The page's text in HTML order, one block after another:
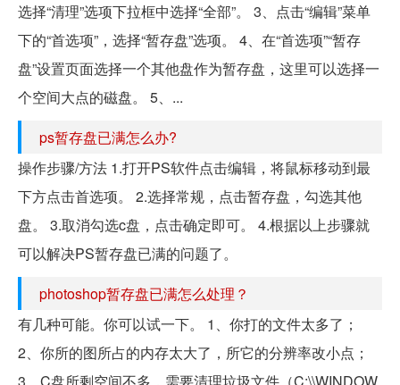
选择“清理”选项下拉框中选择“全部”。 3、点击“编辑”菜单
下的“首选项”，选择“暂存盘”选项。 4、在“首选项”“暂存
盘”设置页面选择一个其他盘作为暂存盘，这里可以选择一
个空间大点的磁盘。 5、...
ps暂存盘已满怎么办?
操作步骤/方法 1.打开PS软件点击编辑，将鼠标移动到最
下方点击首选项。 2.选择常规，点击暂存盘，勾选其他
盘。 3.取消勾选c盘，点击确定即可。 4.根据以上步骤就
可以解决PS暂存盘已满的问题了。
photoshop暂存盘已满怎么处理？
有几种可能。你可以试一下。 1、你打的文件太多了；
2、你所的图所占的内存太大了，所它的分辨率改小点；